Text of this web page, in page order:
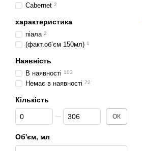
Cabernet 2
характеристика
піала 2
(факт.об’єм 150мл) 1
Наявність
В наявності 103
Немає в наявності 72
Кількість
От Кількість
До Кількість ОК
Об'єм, мл